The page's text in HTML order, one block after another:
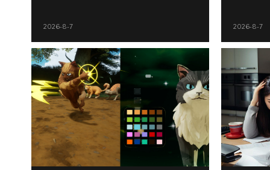
2026-8-7 2026-8-7